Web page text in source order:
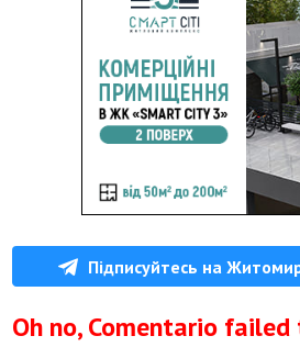
Підписуйтесь на
Oh no, Comentario